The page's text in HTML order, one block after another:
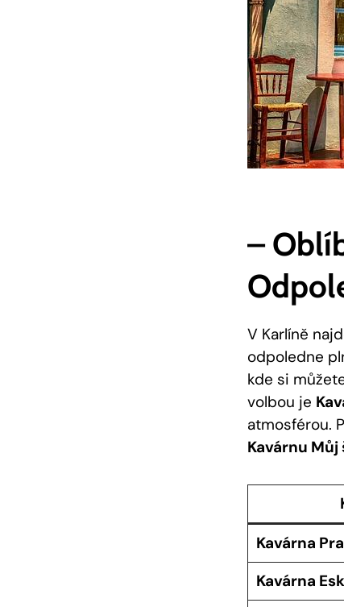
–
V Karlíně
odpoledne
kde si
volbou je
atmosférou.
Kavárnu
Kavárna
Kavárna